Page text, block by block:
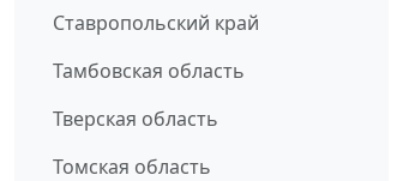
Ставропольский край
Тамбовская область
Тверская область
Томская область